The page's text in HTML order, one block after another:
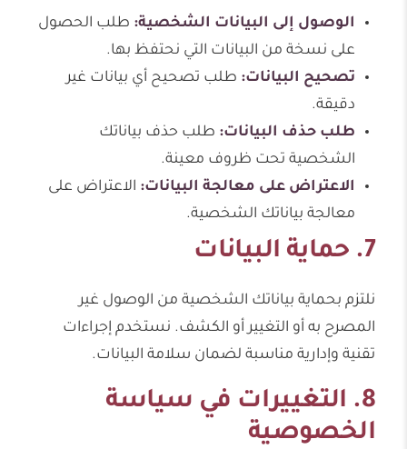
الوصول إلى البيانات الشخصية: طلب الحصول
على نسخة من البيانات التي نحتفظ بها.
تصحيح البيانات: طلب تصحيح أي بيانات غير
دقيقة.
طلب حذف البيانات: طلب حذف بياناتك
الشخصية تحت ظروف معينة.
الاعتراض على معالجة البيانات: الاعتراض على
معالجة بياناتك الشخصية.
7. حماية البيانات
نلتزم بحماية بياناتك الشخصية من الوصول غير
المصرح به أو التغيير أو الكشف. نستخدم إجراءات
تقنية وإدارية مناسبة لضمان سلامة البيانات.
8. التغييرات في سياسة
الخصوصية